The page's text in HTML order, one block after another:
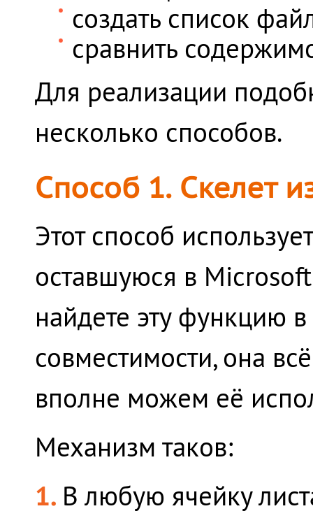
создать список
сравнить
Для реализации
несколько способов.
Способ 1. Скелет
Этот способ
оставшуюся в
найдете эту функцию
совместимости, она
вполне можем её
Механизм таков:
1. В любую ячейку